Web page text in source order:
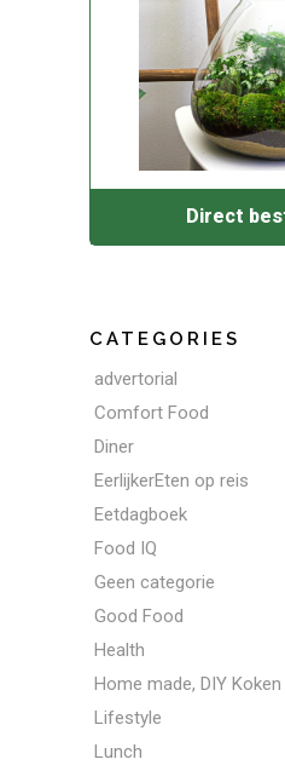
Direct
CATEGORIES
advertorial
Comfort Food
Diner
EerlijkerEten op reis
Eetdagboek
Food IQ
Geen categorie
Good Food
Health
Home made, DIY Koken
Lifestyle
Lunch